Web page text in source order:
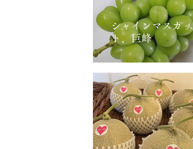
シャインマスカッ
ト、巨峰